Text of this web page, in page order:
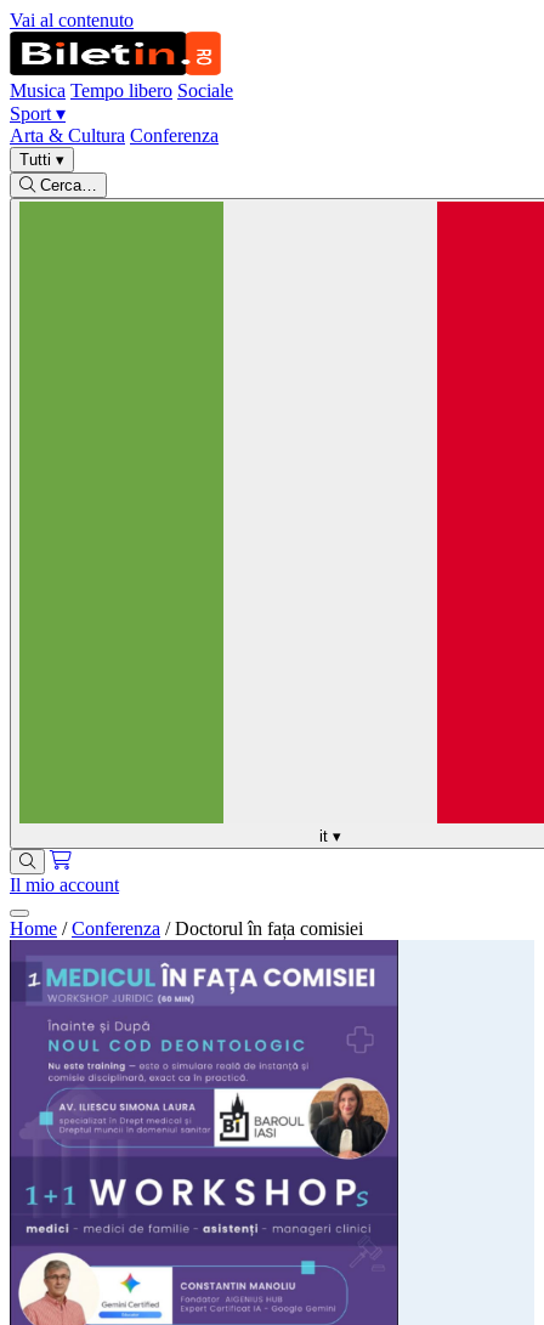
Vai al contenuto
Musica Tempo libero Sociale
Sport ▾
Arta & Cultura Conferenza
Tutti ▾
Cerca…
it ▾
Il mio account
Home / Conferenza / Doctorul în fața comisiei